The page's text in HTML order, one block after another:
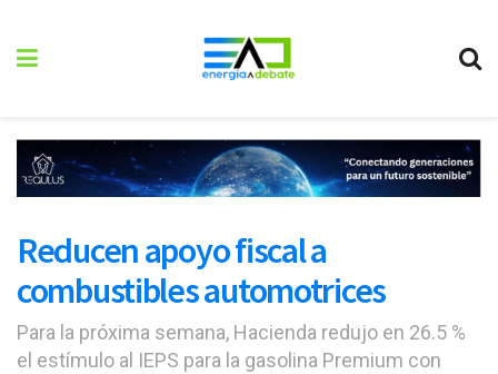
Reducen apoyo fiscal a
combustibles automotrices
Para la próxima semana, Hacienda redujo en 26.5 %
el estímulo al IEPS para la gasolina Premium con